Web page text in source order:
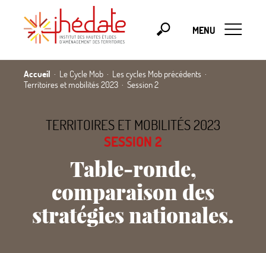
MENU
Accueil Le Cycle Mob
Les cycles Mob précédents
Territoires et mobilités 2023
Session 2
TERRITOIRES ET MOBILITÉS 2023
SESSION 2
Table-ronde,
comparaison des
stratégies nationales.